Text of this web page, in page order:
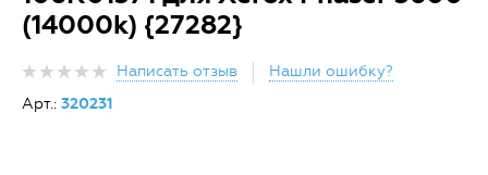
(14000k) {27282}
Написать отзыв
Нашли ошибку?
Арт.: 320231